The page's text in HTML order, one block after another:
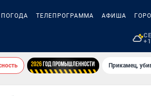
ПОГОДА ТЕЛЕПРОГРАММА АФИША
Прикамец,